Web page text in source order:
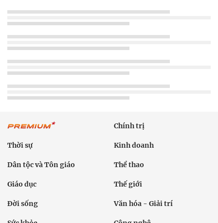
Chính trị
Thời sự Kinh doanh
Dân tộc và Tôn giáo Thể thao
Giáo dục Thế giới
Đời sống Văn hóa - Giải trí